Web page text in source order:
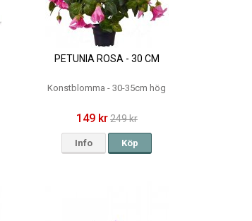
PETUNIA ROSA - 30 CM
Konstblomma - 30-35cm hög
149 kr249 kr
Info Köp